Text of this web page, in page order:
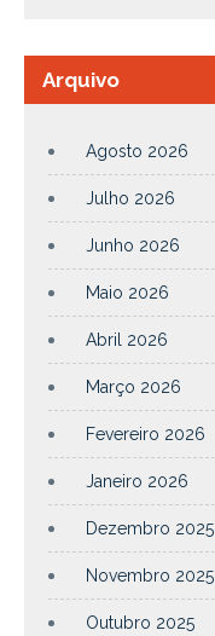
Arquivo
Agosto 2026
Julho 2026
Junho 2026
Maio 2026
Abril 2026
Março 2026
Fevereiro 2026
Janeiro 2026
Dezembro 2025
Novembro 2025
Outubro 2025